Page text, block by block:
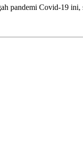
pandemi Covid-19